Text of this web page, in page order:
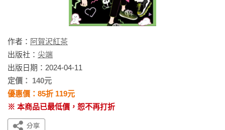
作者： 阿賀沢紅茶
出版社： 尖端
出版日期：2024-04-11
定價： 140元
優惠價：85折 119元
※ 本商品已最低價，恕不再打折